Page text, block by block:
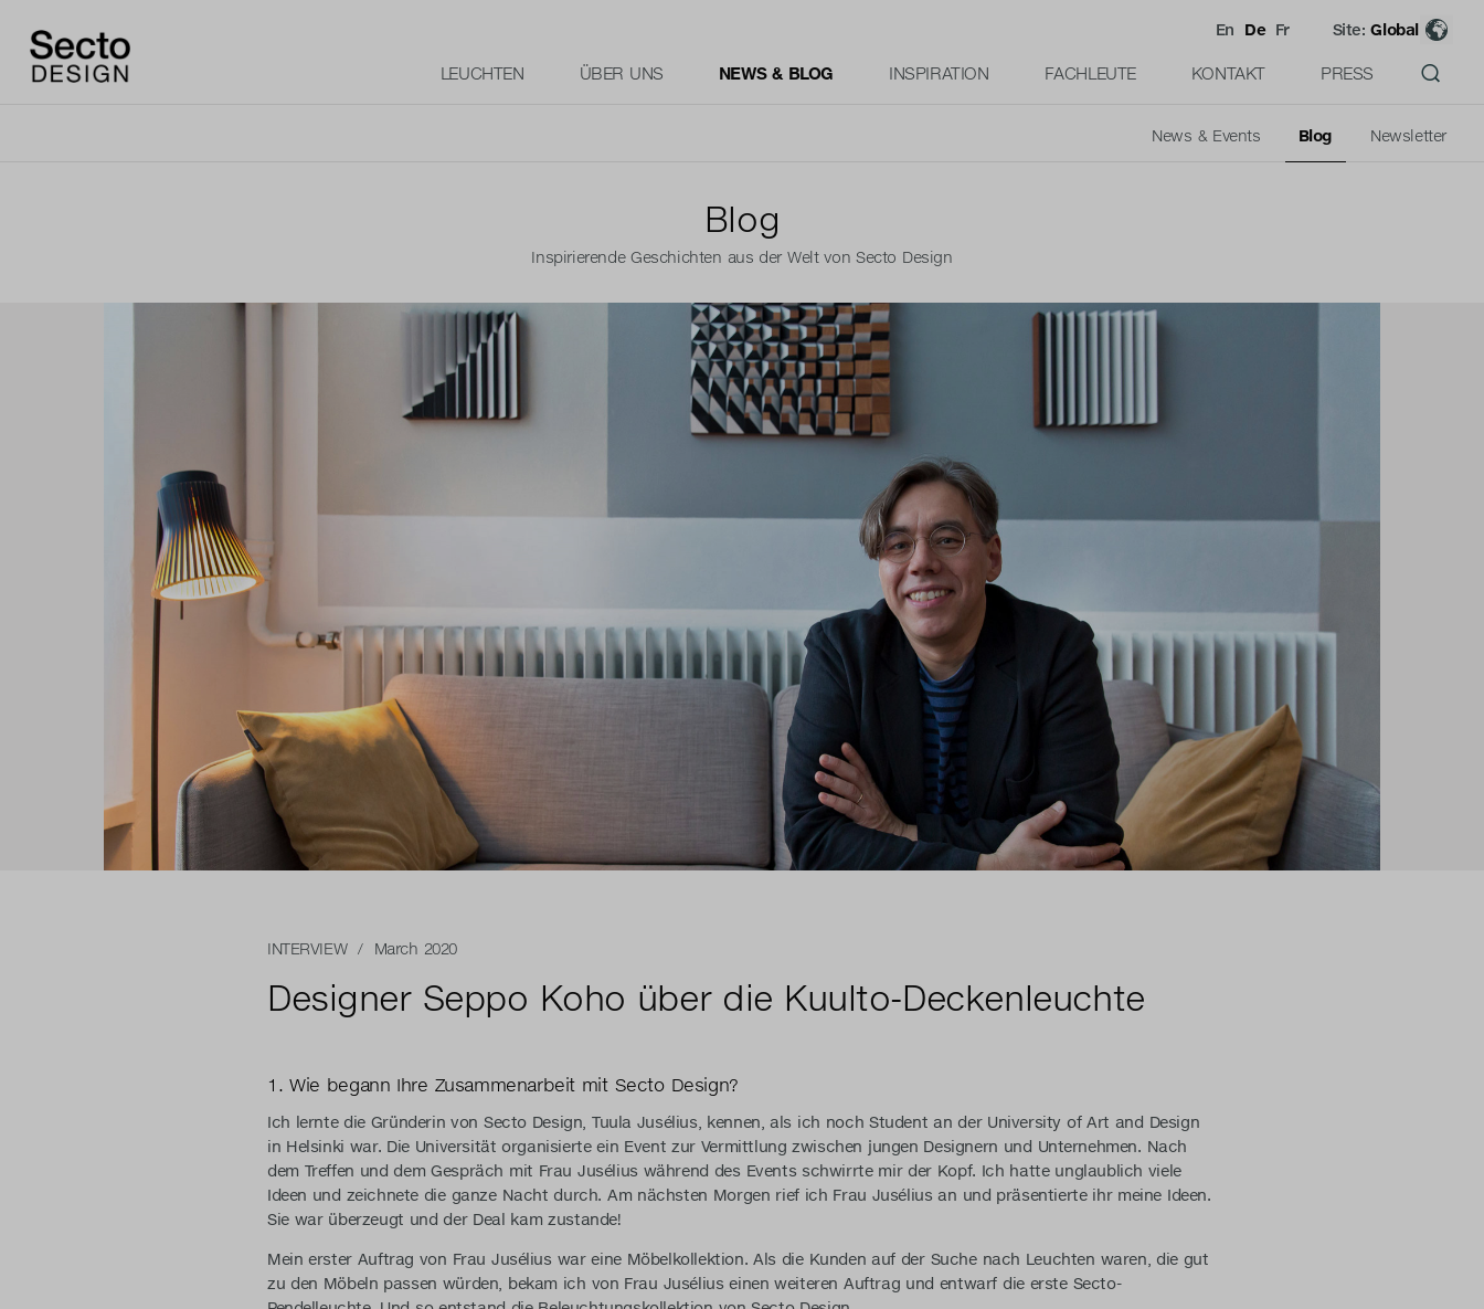
LEUCHTEN ÜBER UNS NEWS & BLOG INSPIRATION FACHLEUTE KONTAKT PRESS
En De Fr Site:Global
News & Events Blog Newsletter
Blog
Inspirierende Geschichten aus der Welt von Secto Design
INTERVIEW/ March 2020
Designer Seppo Koho über die Kuulto-Deckenleuchte
1. Wie begann Ihre Zusammenarbeit mit Secto Design?
Ich lernte die Gründerin von Secto Design, Tuula Jusélius, kennen, als ich noch Student an der University of Art and Design
in Helsinki war. Die Universität organisierte ein Event zur Vermittlung zwischen jungen Designern und Unternehmen. Nach
dem Treffen und dem Gespräch mit Frau Jusélius während des Events schwirrte mir der Kopf. Ich hatte unglaublich viele
Ideen und zeichnete die ganze Nacht durch. Am nächsten Morgen rief ich Frau Jusélius an und präsentierte ihr meine Ideen.
Sie war überzeugt und der Deal kam zustande!
Mein erster Auftrag von Frau Jusélius war eine Möbelkollektion. Als die Kunden auf der Suche nach Leuchten waren, die gut
zu den Möbeln passen würden, bekam ich von Frau Jusélius einen weiteren Auftrag und entwarf die erste Secto-